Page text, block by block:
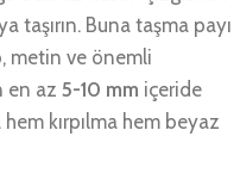
taşırın. Buna taşma payı
metin ve önemli
en az 5-10 mm içeride
kırpılma hem beyaz